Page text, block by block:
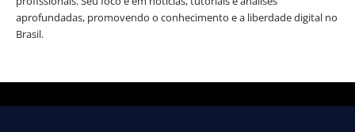
aprofundadas, promovendo o conhecimento e a liberdade digital no
Brasil.